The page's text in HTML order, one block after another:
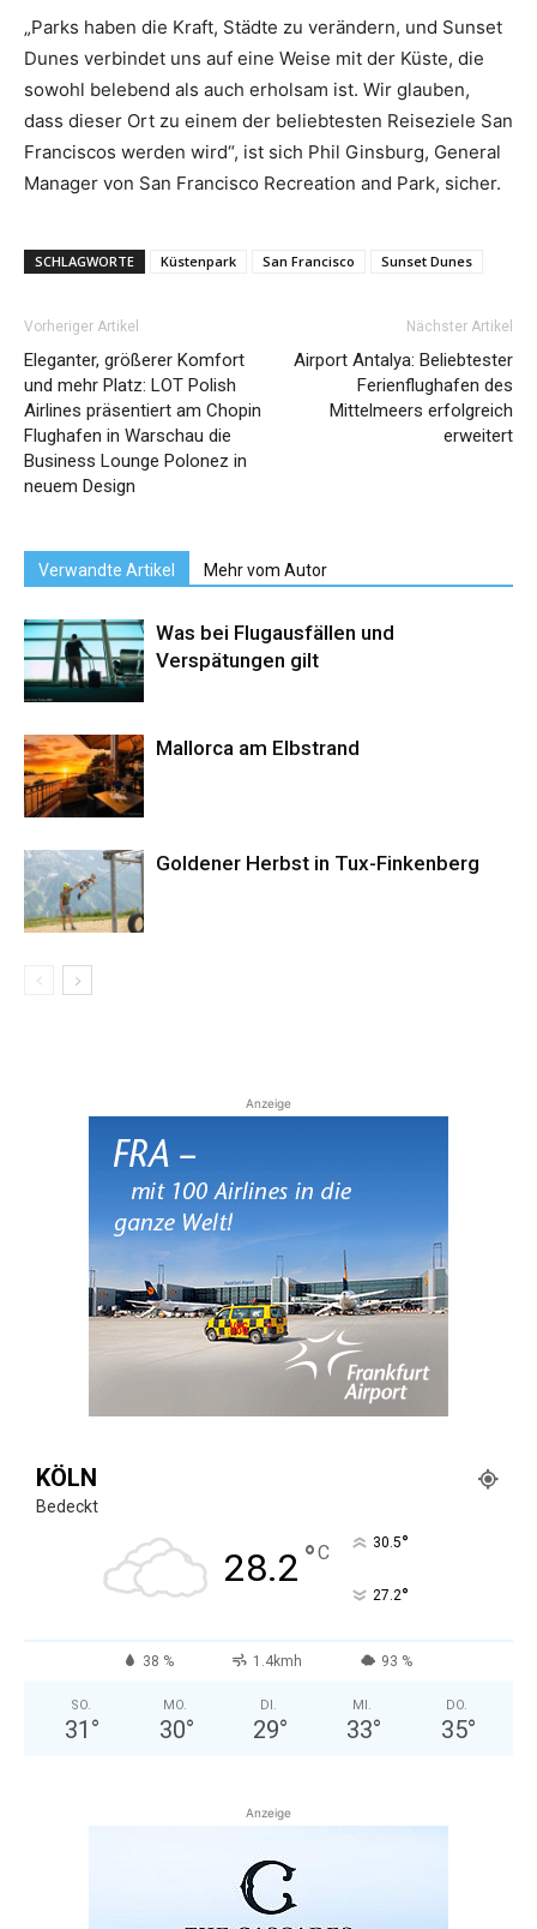
„Parks haben die Kraft, Städte zu verändern, und Sunset
Dunes verbindet uns auf eine Weise mit der Küste, die
sowohl belebend als auch erholsam ist. Wir glauben,
dass dieser Ort zu einem der beliebtesten Reiseziele San
Franciscos werden wird“, ist sich Phil Ginsburg, General
Manager von San Francisco Recreation and Park, sicher.
SCHLAGWORTE Küstenpark San Francisco Sunset Dunes
Vorheriger Artikel
Eleganter, größerer Komfort
und mehr Platz: LOT Polish
Airlines präsentiert am Chopin
Flughafen in Warschau die
Business Lounge Polonez in
neuem Design
Nächster Artikel
Airport Antalya: Beliebtester
Ferienflughafen des
Mittelmeers erfolgreich
erweitert
Verwandte Artikel Mehr vom Autor
Was bei Flugausfällen und
Verspätungen gilt
Mallorca am Elbstrand
Goldener Herbst in Tux-Finkenberg
Anzeige
KÖLN
Bedeckt
28.2 °C 30.5°
27.2°
38 % 1.4kmh 93 %
SO.
31 °
MO.
30°
DI.
29°
MI.
33°
DO.
35°
Anzeige